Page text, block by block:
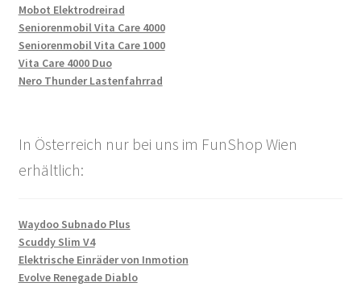
Mobot Elektrodreirad
Seniorenmobil Vita Care 4000
Seniorenmobil Vita Care 1000
Vita Care 4000 Duo
Nero Thunder Lastenfahrrad
In Österreich nur bei uns im FunShop Wien
erhältlich:
Waydoo Subnado Plus
Scuddy Slim V4
Elektrische Einräder von Inmotion
Evolve Renegade Diablo